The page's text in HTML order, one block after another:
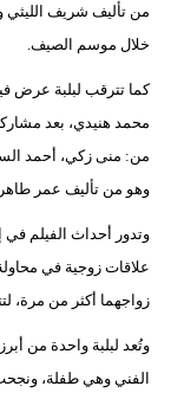
من تأليف شريف الليثي
خلال موسم الصيف.
كما تترقب لبلبة عرض
محمد هنيدي، بعد
من: منى زكي، أحمد
وهو من تأليف عمر
وتدور أحداث الفيلم
علاقات زوجية في
زواجهما أكثر من مرة،
وتُعد لبلبة واحدة من
الفني وهي طفلة،